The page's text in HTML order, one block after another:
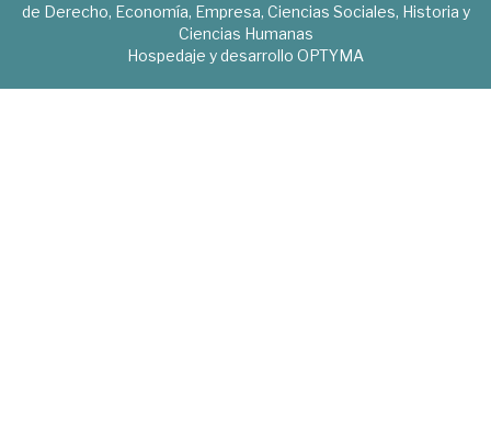
de Derecho, Economía, Empresa, Ciencias Sociales, Historia y
Ciencias Humanas
Hospedaje y desarrollo OPTYMA